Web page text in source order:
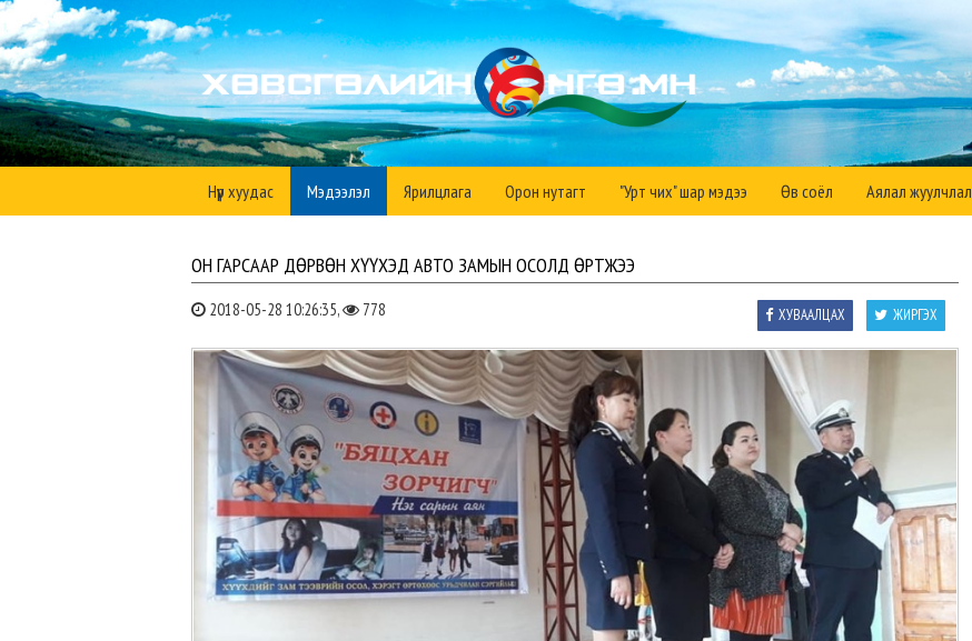
Нүүр хуудас Мэдээлэл Ярилцлага Орон нутагт "Урт чих" шар мэдээ Өв соёл Аялал жуулчлал
ОН ГАРСААР ДӨРВӨН ХҮҮХЭД АВТО ЗАМЫН ОСОЛД ӨРТЖЭЭ
2018-05-28 10:26:35, 778 ЖИРГЭХ
ХУВААЛЦАХ